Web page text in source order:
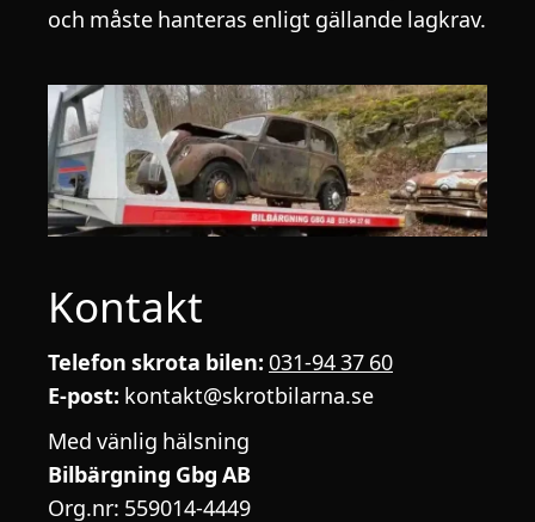
och måste hanteras enligt gällande lagkrav.
Kontakt
Telefon skrota bilen: 031-94 37 60
E-post: kontakt@skrotbilarna.se
Med vänlig hälsning
Bilbärgning Gbg AB
Org.nr: 559014-4449